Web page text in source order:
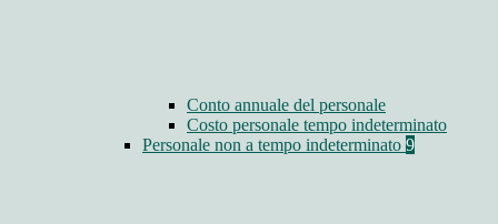
Conto annuale del personale
Costo personale tempo indeterminato
Personale non a tempo indeterminato 9